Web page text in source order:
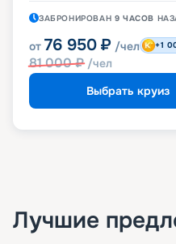
ЗАБРОНИРОВАН 9 ЧАСОВ
от 76 950 ₽ /чел
81 000₽ /чел
+1
Выбрать круиз
Лучшие